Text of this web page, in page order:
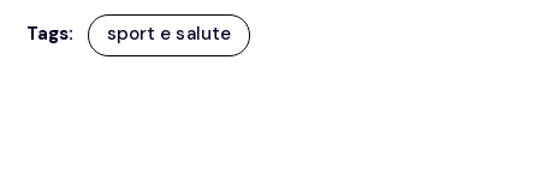
Tags: sport e salute